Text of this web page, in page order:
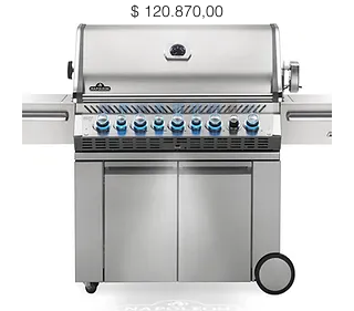
Precio
$ 120.870,00